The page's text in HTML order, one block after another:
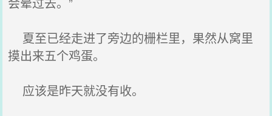
夏至已经走进了旁边的栅栏里，果然从窝里
摸出来五个鸡蛋。
应该是昨天就没有收。